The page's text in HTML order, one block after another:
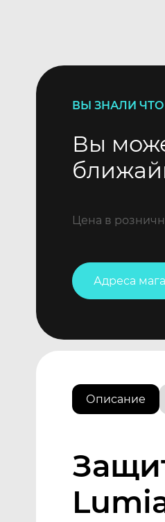
ВЫ ЗНАЛИ ЧТО
Вы
Цена в
Адреса
Описание